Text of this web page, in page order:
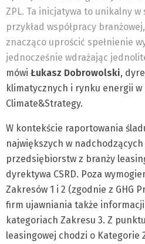
ZPL. Ta inicjatywa to unikalny
przykład współpracy
znacząco uprościć spełnienie
jednocześnie wdrażając
mówi Łukasz Dobrowolski,
klimatycznych i rynku energii w
Climate&Strategy.
W kontekście raportowania
największych w
przedsiębiorstw z branży
dyrektywa CSRD. Poza
Zakresów 1 i 2 (zgodnie z GHG
firm ujawniania także
kategoriach Zakresu 3. Z
leasingowej chodzi o Kategorie